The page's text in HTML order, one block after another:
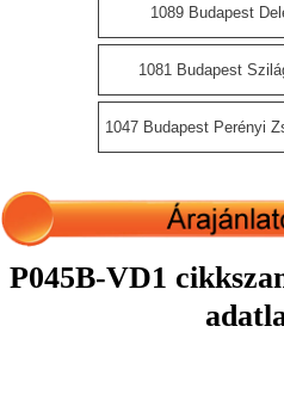
1089 Budapest
1081 Budapest
1047 Budapest Perényi
P045B-VD1